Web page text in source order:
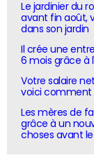
Le jardinier du
avant fin août,
dans son jardin
Il crée une
6 mois grâce à
Votre salaire
voici comment
Les mères de
grâce à un
choses avant